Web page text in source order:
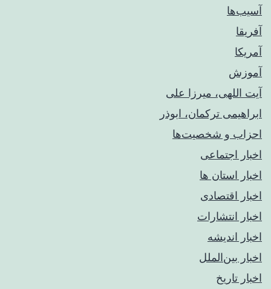
آسیب‌ها
آفریقا
آمریکا
آموزش
آیت اللهی، میرزا علی
ابراهیمی ترکمان، ابوذر
احزاب و شخصیت‌ها
اخبار اجتماعی
اخبار استان ها
اخبار اقتصادی
اخبار انتشارات
اخبار اندیشه
اخبار بین‌الملل
اخبار تاریخ